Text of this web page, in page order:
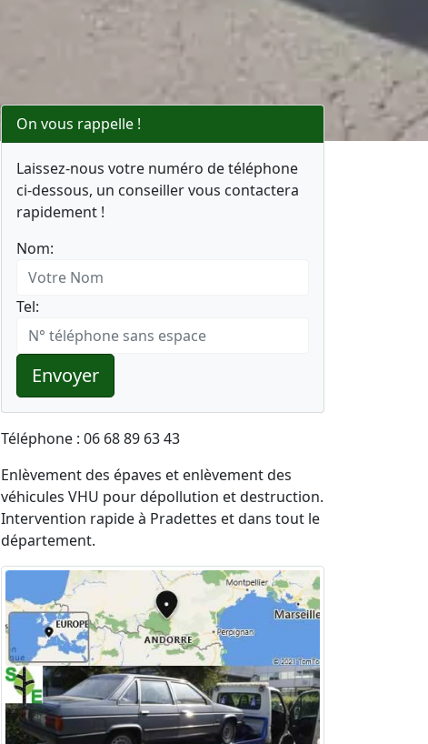
On vous rappelle !
Laissez-nous votre numéro de téléphone
ci-dessous, un conseiller vous contactera
rapidement !
Nom:
Tel:
Envoyer
Téléphone : 06 68 89 63 43
Enlèvement des épaves et enlèvement des
véhicules VHU pour dépollution et destruction.
Intervention rapide à Pradettes et dans tout le
département.